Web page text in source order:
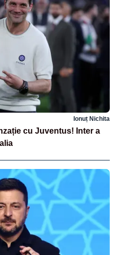
Ionuț Nichita
cu Juventus! Inter a